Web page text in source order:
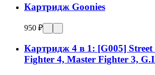
Картридж Goonies
950 ₽
Картридж 4 в 1: [G005] Street
Fighter 4, Master Fighter 3,